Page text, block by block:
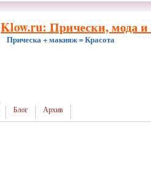
Klow.ru: Прически, мода и
Прическа + макияж = Красота
Блог Архив